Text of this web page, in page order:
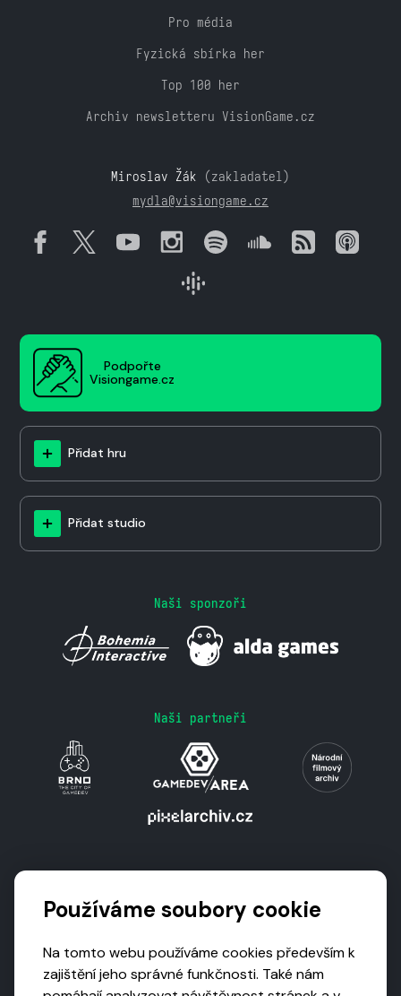
Pro média
Fyzická sbírka her
Top 100 her
Archiv newsletteru VisionGame.cz
Miroslav Žák (zakladatel)
mydla@visiongame.cz
Podpořte
Visiongame.cz
Přidat hru
Přidat studio
Naši sponzoři
Naši partneři
Používáme soubory cookie
Na tomto webu používáme cookies především k
zajištění jeho správné funkčnosti. Také nám